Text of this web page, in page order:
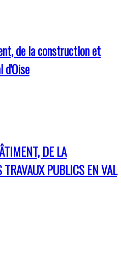
de la construction et
d'Oise
DE LA
PUBLICS EN VAL